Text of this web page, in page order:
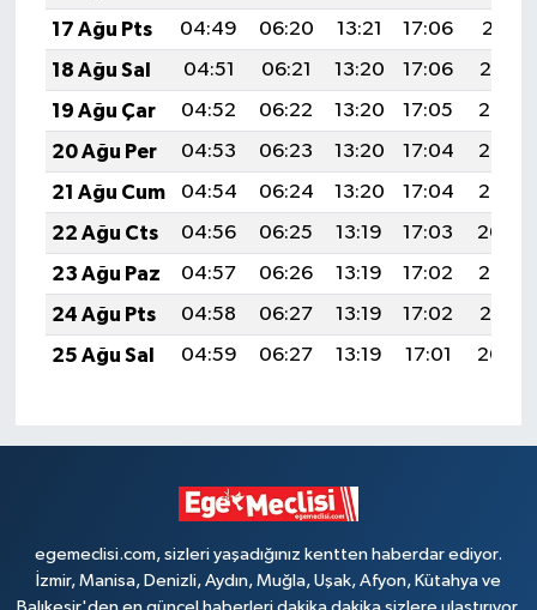
17 Ağu Pts
04:49 06:20 13:21 17:06
20:11
18 Ağu Sal
04:51 06:21 13:20 17:06
20:10
19 Ağu Çar
04:52 06:22 13:20 17:05
20:08
20 Ağu Per
04:53 06:23 13:20 17:04
20:07
21 Ağu Cum
04:54 06:24 13:20 17:04
20:06
22 Ağu Cts
04:56 06:25 13:19 17:03
20:04
23 Ağu Paz
04:57 06:26 13:19 17:02
20:03
24 Ağu Pts
04:58 06:27 13:19 17:02
20:01
25 Ağu Sal
04:59 06:27 13:19 17:01 20:00
egemeclisi.com, sizleri yaşadığınız kentten haberdar ediyor.
İzmir, Manisa, Denizli, Aydın, Muğla, Uşak, Afyon, Kütahya ve